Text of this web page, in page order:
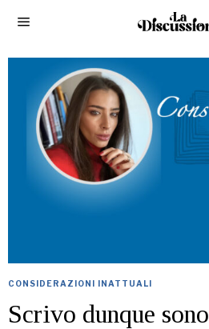
CONSIDERAZIONI INATTUALI
Scrivo dunque sono